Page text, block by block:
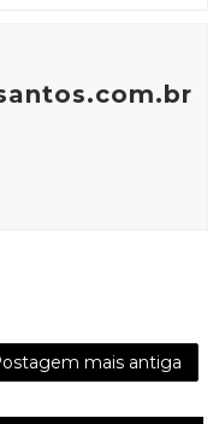
mais antiga